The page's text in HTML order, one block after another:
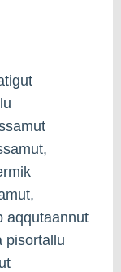
aqqutaannut
pisortallu